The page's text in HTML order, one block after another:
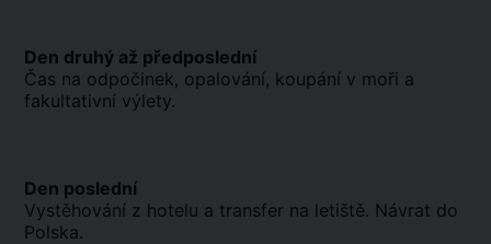
Den druhý až předposlední
Čas na odpočinek, opalování, koupání v moři a
fakultativní výlety.
Den poslední
Vystěhování z hotelu a transfer na letiště. Návrat do
Polska.